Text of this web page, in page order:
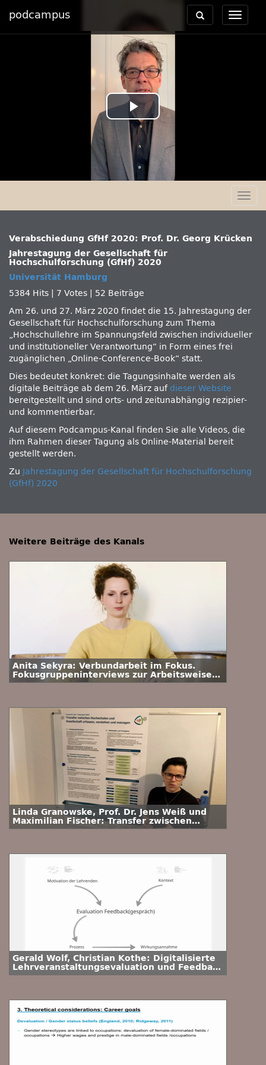
podcampus
Toggle
Toggle
navigation
Play
Video
Verabschiedung GfHf 2020: Prof. Dr. Georg Krücken
Jahrestagung der Gesellschaft für
Hochschulforschung (GfHf) 2020
Universität Hamburg
5384 Hits
7 Votes
52 Beiträge
Am 26. und 27. März 2020 findet die 15. Jahrestagung der
Gesellschaft für Hochschulforschung zum Thema
„Hochschullehre im Spannungsfeld zwischen individueller
und institutioneller Verantwortung“ in Form eines frei
zugänglichen „Online-Conference-Book“ statt.
Dies bedeutet konkret: die Tagungsinhalte werden als
digitale Beiträge ab dem 26. März auf dieser Website
bereitgestellt und sind orts- und zeitunabhängig rezipier-
und kommentierbar.
Auf diesem Podcampus-Kanal finden Sie alle Videos, die
ihm Rahmen dieser Tagung als Online-Material bereit
gestellt werden.
Zu Jahrestagung der Gesellschaft für Hochschulforschung
(GfHf) 2020
Weitere Beiträge des Kanals
Anita Sekyra: Verbundarbeit im Fokus.
Fokusgruppeninterviews zur Arbeitsweise
im sächsischen Verbundprojekt „Lehrpraxis
Linda Granowske, Prof. Dr. Jens Weiß und
Maximilian Fischer: Transfer zwischen
Hochschulen und Gesellschaft erfassen,
Gerald Wolf, Christian Kothe: Digitalisierte
Lehrveranstaltungsevaluation und Feedback
- Perspektiven von Lehrenden und